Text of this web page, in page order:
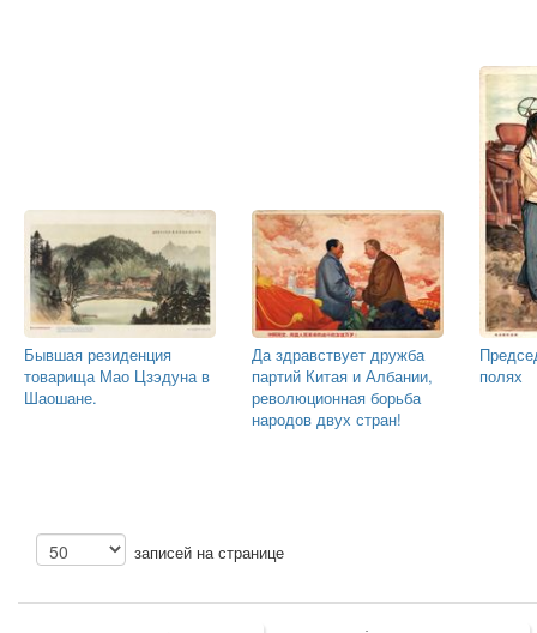
Бывшая резиденция
товарища Мао Цзэдуна в
Шаошане.
Да здравствует дружба
партий Китая и Албании,
революционная борьба
народов двух стран!
полях
записей на странице